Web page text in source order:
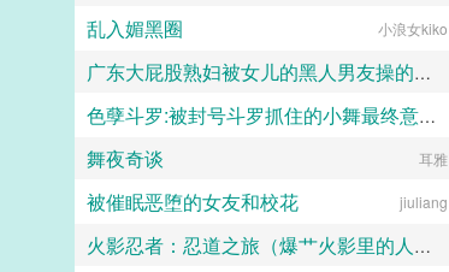
大芋泥啵啵
乱入媚黑圈 小浪女kiko
广东大屁股熟妇被女儿的黑人男友操的浑身颤抖淫水喷满床单
二十三
色孽斗罗:被封号斗罗抓住的小舞最终意识重组成了玩偶
lgcloveself
舞夜奇谈 耳雅
被催眠恶堕的女友和校花 jiuliang
火影忍者：忍道之旅（爆艹火影里的人妻熟女）